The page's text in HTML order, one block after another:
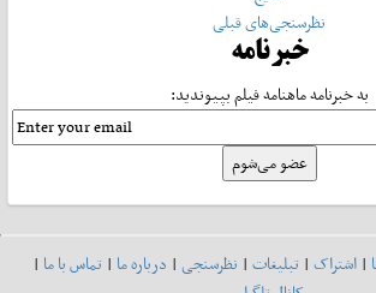
نظرسنجی‌های قبلی
خبرنامه
به خبرنامه ماهنامه فیلم بپیوندید:
| اشتراک| تبلیغات| نظرسنجی| درباره ما| تماس با ما|